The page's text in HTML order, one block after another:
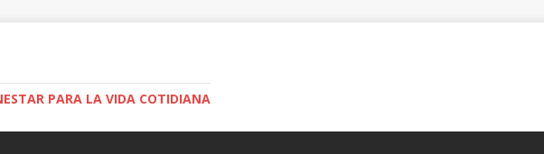
PARA LA VIDA COTIDIANA